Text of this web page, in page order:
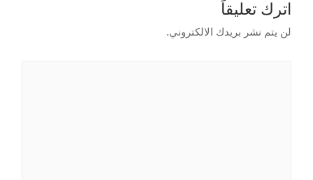
اترك تعليقاً
لن يتم نشر بريدك الالكتروني.